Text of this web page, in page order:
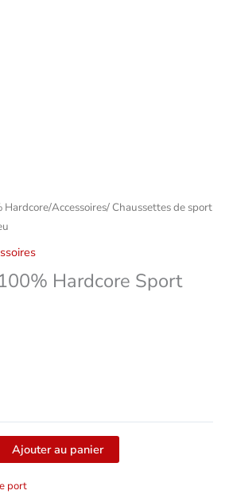
Hardcore/Accessoires/ Chaussettes de sport
Hardcore Sport
Ajouter au panier
port